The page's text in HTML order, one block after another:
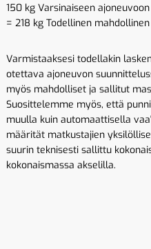
150 kg Varsinaiseen
= 218 kg Todellinen
Varmistaaksesi todellakin
otettava ajoneuvon
myös mahdolliset ja sallitut
Suosittelemme myös, että
muulla kuin automaattisella
määrität matkustajien
suurin teknisesti sallittu
kokonaismassa akselilla.